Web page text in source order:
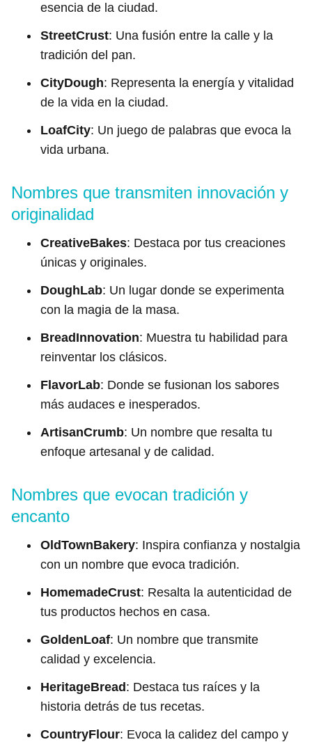
esencia de la ciudad.
StreetCrust: Una fusión entre la calle y la
tradición del pan.
CityDough: Representa la energía y vitalidad
de la vida en la ciudad.
LoafCity: Un juego de palabras que evoca la
vida urbana.
Nombres que transmiten innovación y
originalidad
CreativeBakes: Destaca por tus creaciones
únicas y originales.
DoughLab: Un lugar donde se experimenta
con la magia de la masa.
BreadInnovation: Muestra tu habilidad para
reinventar los clásicos.
FlavorLab: Donde se fusionan los sabores
más audaces e inesperados.
ArtisanCrumb: Un nombre que resalta tu
enfoque artesanal y de calidad.
Nombres que evocan tradición y
encanto
OldTownBakery: Inspira confianza y nostalgia
con un nombre que evoca tradición.
HomemadeCrust: Resalta la autenticidad de
tus productos hechos en casa.
GoldenLoaf: Un nombre que transmite
calidad y excelencia.
HeritageBread : Destaca tus raíces y la
historia detrás de tus recetas.
CountryFlour: Evoca la calidez del campo y